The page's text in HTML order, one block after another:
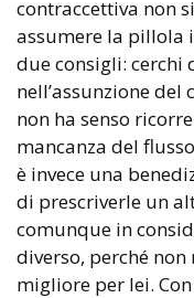
contraccettiva non
assumere la pillola
due consigli: cerchi
nell’assunzione
non ha senso
mancanza del
è invece una
di prescriverle un
comunque in
diverso, perché
migliore per lei.